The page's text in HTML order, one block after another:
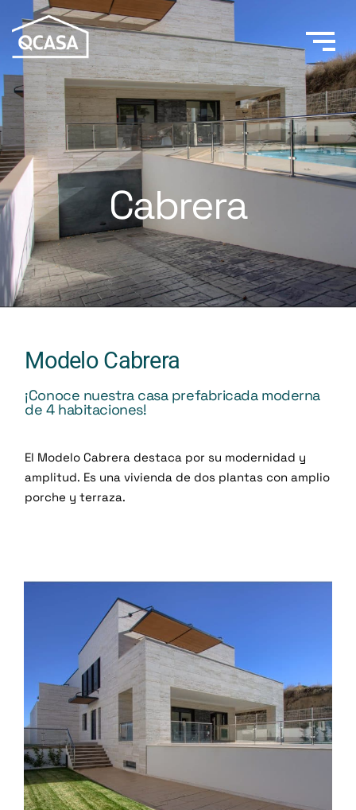
Cabrera
Modelo Cabrera
¡Conoce nuestra casa prefabricada moderna
de 4 habitaciones!
El Modelo Cabrera destaca por su modernidad y
amplitud. Es una vivienda de dos plantas con amplio
porche y terraza.